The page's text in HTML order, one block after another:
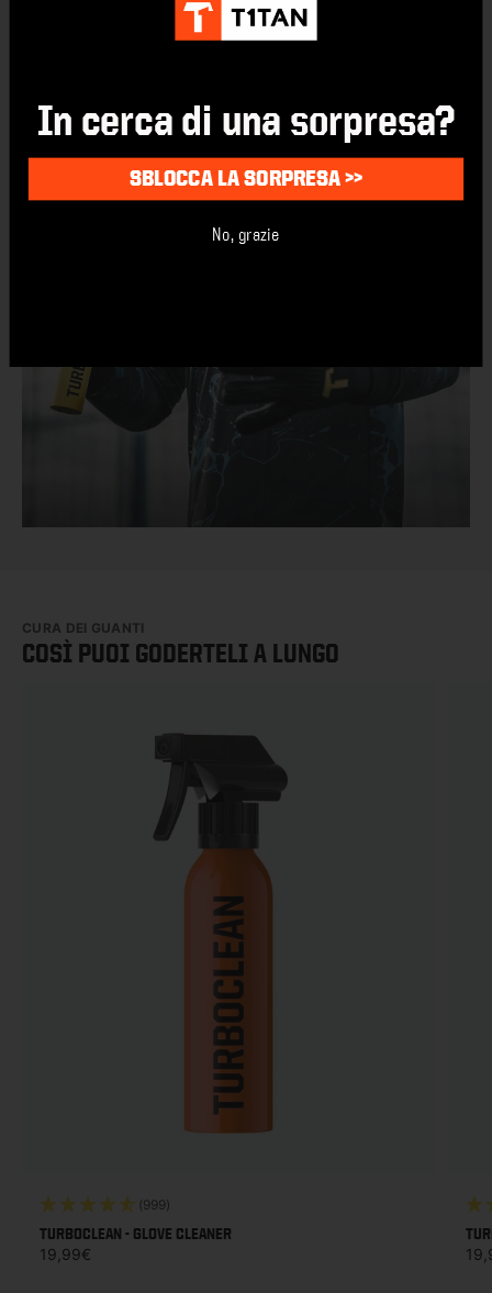
CURA DEI GUANTI
COSÌ PUOI GODERTELI A LUNGO
(999)
TURBOCLEAN - GLOVE CLEANER
Prezzo di listino
19,99€
In cerca di una sorpresa?
SBLOCCA LA SORPRESA >>
No, grazie